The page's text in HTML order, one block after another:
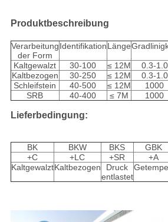
Produktbeschreibung
Verarbeitung
der Form
IdentifikationLänge
Kaltgewalzt
30-100 ≤ 12M 0.3-1.0
Kaltbezogen
30-250 ≤ 12M 0.3-1.0
Schleifstein
40-500 ≤ 12M 1000
SRB
40-400 ≤ 7M 1000
Lieferbedingung:
BK BKW BKS GBK
+C
+LC +SR +A
KaltgewalztKaltbezogen
Druck
entlastet